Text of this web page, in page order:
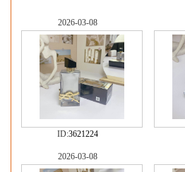
2026-03-08
ID:3621224
2026-03-08